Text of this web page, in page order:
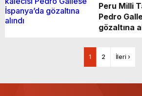
Peru Milli
Pedro
gözaltına
1 2 İleri ›